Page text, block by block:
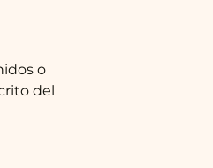
o
del